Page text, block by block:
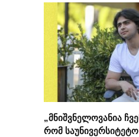
„მნიშვნელოვანია
რომ